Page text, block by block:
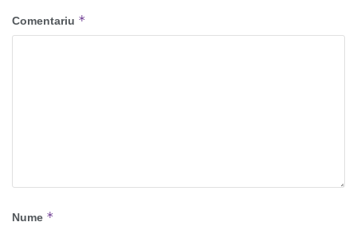
Comentariu *
Nume *